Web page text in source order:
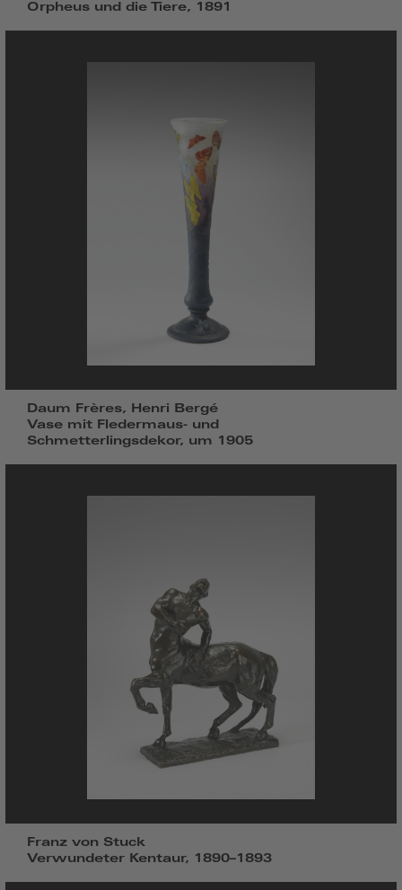
Orpheus und die Tiere, 1891
Daum Frères, Henri Bergé
Vase mit Fledermaus- und
Schmetterlingsdekor, um 1905
Franz von Stuck
Verwundeter Kentaur, 1890–1893